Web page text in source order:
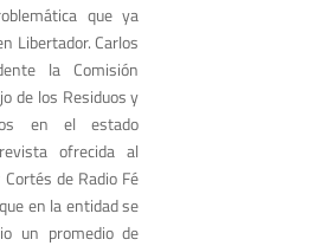
que ya
Libertador. Carlos
la Comisión
de los Residuos y
en el estado
ofrecida al
de Radio Fé
en la entidad se
un promedio de